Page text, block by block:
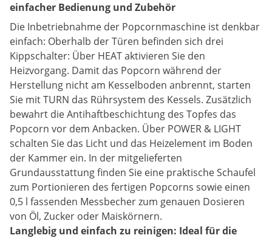
einfacher Bedienung und Zubehör
Die Inbetriebnahme der Popcornmaschine ist denkbar
einfach: Oberhalb der Türen befinden sich drei
Kippschalter: Über HEAT aktivieren Sie den
Heizvorgang. Damit das Popcorn während der
Herstellung nicht am Kesselboden anbrennt, starten
Sie mit TURN das Rührsystem des Kessels. Zusätzlich
bewahrt die Antihaftbeschichtung des Topfes das
Popcorn vor dem Anbacken. Über POWER & LIGHT
schalten Sie das Licht und das Heizelement im Boden
der Kammer ein. In der mitgelieferten
Grundausstattung finden Sie eine praktische Schaufel
zum Portionieren des fertigen Popcorns sowie einen
0,5 l fassenden Messbecher zum genauen Dosieren
von Öl, Zucker oder Maiskörnern.
Langlebig und einfach zu reinigen: Ideal für die